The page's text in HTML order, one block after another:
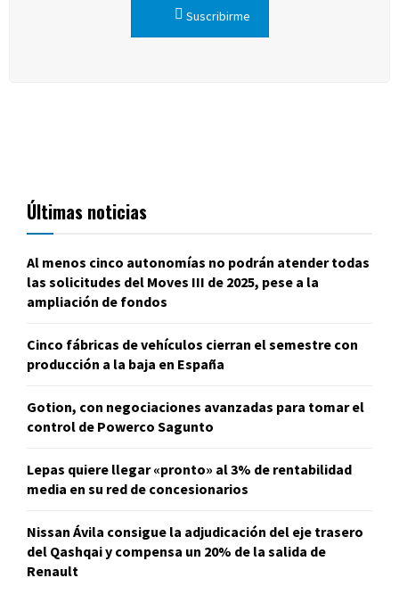
Suscribirme
Últimas noticias
Al menos cinco autonomías no podrán atender todas
las solicitudes del Moves III de 2025, pese a la
ampliación de fondos
Cinco fábricas de vehículos cierran el semestre con
producción a la baja en España
Gotion, con negociaciones avanzadas para tomar el
control de Powerco Sagunto
Lepas quiere llegar «pronto» al 3% de rentabilidad
media en su red de concesionarios
Nissan Ávila consigue la adjudicación del eje trasero
del Qashqai y compensa un 20% de la salida de
Renault